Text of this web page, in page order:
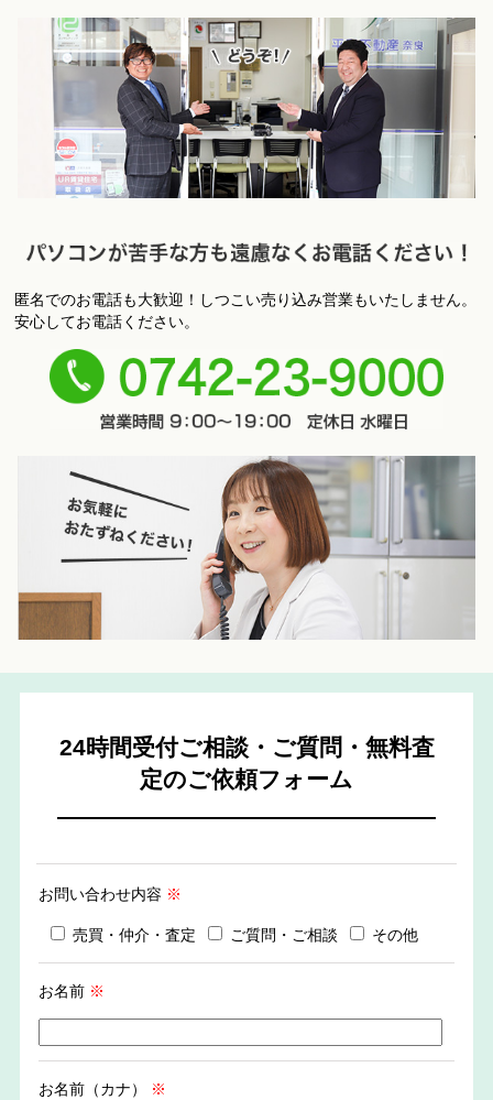
ソコンが苦手な方も遠慮なくお電話ください！
匿名でのお電話も大歓迎！しつこい売り込み営業もいたしません。
安心してお電話ください。
24時間受付ご相談・ご質問・無料査
定のご依頼フォーム
お問い合わせ内容 ※
売買・仲介・査定 ご質問・ご相談 その他
お名前 ※
お名前（カナ） ※